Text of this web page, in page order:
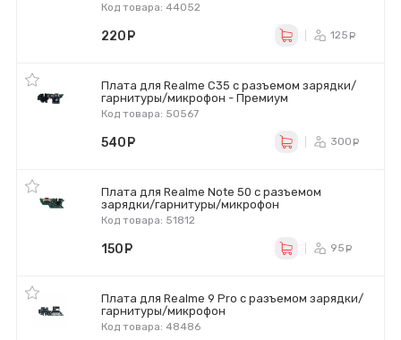
Код товара: 44052
220 125
Плата для Realme C35 с разъемом зарядки/
гарнитуры/микрофон - Премиум
Код товара: 50567
540 300
Плата для Realme Note 50 с разъемом
зарядки/гарнитуры/микрофон
Код товара: 51812
150 95
Плата для Realme 9 Pro с разъемом зарядки/
гарнитуры/микрофон
Код товара: 48486